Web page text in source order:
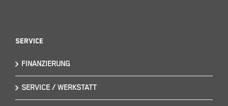
Service
FINANZIERUNG
SERVICE / WERKSTATT